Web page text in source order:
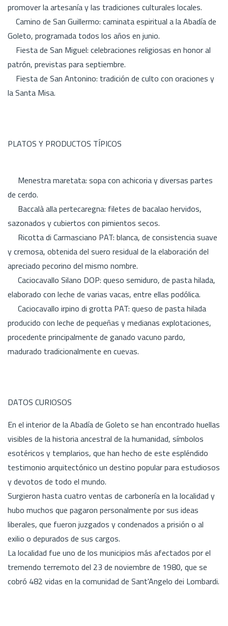
promover la artesanía y las tradiciones culturales locales.
Camino de San Guillermo: caminata espiritual a la Abadía de
Goleto, programada todos los años en junio.
Fiesta de San Miguel: celebraciones religiosas en honor al
patrón, previstas para septiembre.
Fiesta de San Antonino: tradición de culto con oraciones y
la Santa Misa.
PLATOS Y PRODUCTOS TÍPICOS
Menestra maretata: sopa con achicoria y diversas partes
de cerdo.
Baccalà alla pertecaregna: filetes de bacalao hervidos,
sazonados y cubiertos con pimientos secos.
Ricotta di Carmasciano PAT: blanca, de consistencia suave
y cremosa, obtenida del suero residual de la elaboración del
apreciado pecorino del mismo nombre.
Caciocavallo Silano DOP: queso semiduro, de pasta hilada,
elaborado con leche de varias vacas, entre ellas podólica.
Caciocavallo irpino di grotta PAT: queso de pasta hilada
producido con leche de pequeñas y medianas explotaciones,
procedente principalmente de ganado vacuno pardo,
madurado tradicionalmente en cuevas.
DATOS CURIOSOS
En el interior de la Abadía de Goleto se han encontrado huellas
visibles de la historia ancestral de la humanidad, símbolos
esotéricos y templarios, que han hecho de este espléndido
testimonio arquitectónico un destino popular para estudiosos
y devotos de todo el mundo.
Surgieron hasta cuatro ventas de carbonería en la localidad y
hubo muchos que pagaron personalmente por sus ideas
liberales, que fueron juzgados y condenados a prisión o al
exilio o depurados de sus cargos.
La localidad fue uno de los municipios más afectados por el
tremendo terremoto del 23 de noviembre de 1980, que se
cobró 482 vidas en la comunidad de Sant'Angelo dei Lombardi.